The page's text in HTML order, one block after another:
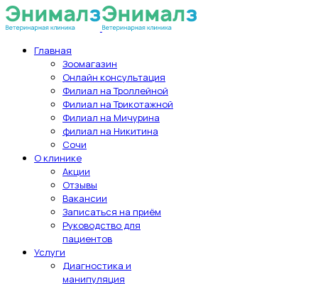
Главная
Зоомагазин
Онлайн консультация
Филиал на Троллейной
Филиал на Трикотажной
Филиал на Мичурина
филиал на Никитина
Сочи
О клинике
Акции
Отзывы
Вакансии
Записаться на приём
Руководство для
пациентов
Услуги
Диагностика и
манипуляция